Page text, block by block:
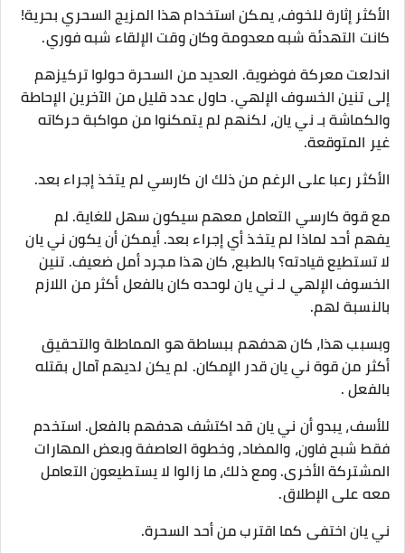
الأكثر إثارة للخوف، يمكن استخدام هذا المزيج السحري بحرية!
كانت التهدئة شبه معدومة وكان وقت الإلقاء شبه فوري.
اندلعت معركة فوضوية. العديد من السحرة حولوا تركيزهم
إلى تنين الخسوف الإلهي. حاول عدد قليل من الآخرين الإحاطة
والكماشة بـ ني يان، لكنهم لم يتمكنوا من مواكبة حركاته
غير المتوقعة.
الأكثر رعبا على الرغم من ذلك ان كارسي لم يتخذ إجراء بعد.
مع قوة كارسي التعامل معهم سيكون سهل للغاية. لم
يفهم أحد لماذا لم يتخذ أي إجراء بعد. أيمكن أن يكون ني يان
لا تستطيع قيادته؟ بالطبع، كان هذا مجرد أمل ضعيف. تنين
الخسوف الإلهي لـ ني يان لوحده كان بالفعل أكثر من اللازم
بالنسبة لهم.
وبسبب هذا، كان هدفهم ببساطة هو المماطلة والتحقيق
أكثر من قوة ني يان قدر الإمكان. لم يكن لديهم آمال بقتله
بالفعل .
للأسف، يبدو أن ني يان قد اكتشف هدفهم بالفعل. استخدم
فقط شبح فاون، والمضاد، وخطوة العاصفة وبعض المهارات
المشتركة الأخرى. ومع ذلك، ما زالوا لا يستطيعون التعامل
معه على الإطلاق.
ني يان اختفى كما اقترب من أحد السحرة.